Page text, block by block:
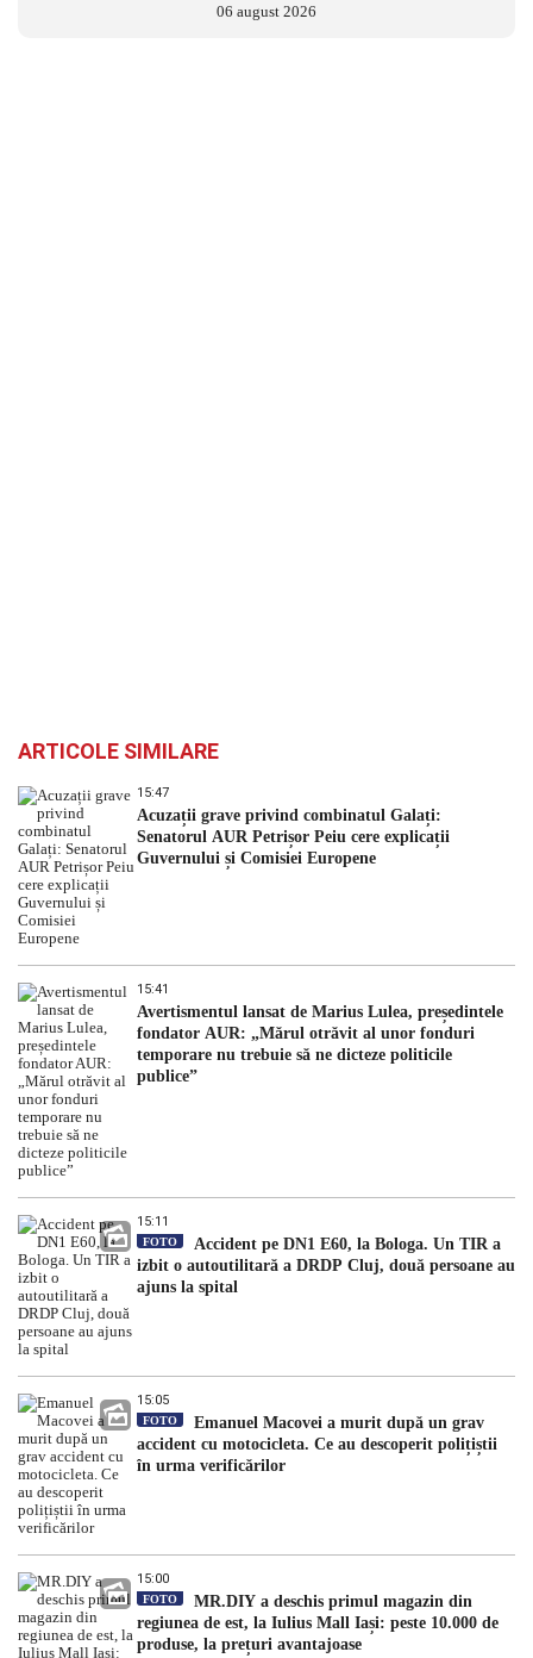
06 august 2026
ARTICOLE SIMILARE
15:47
Acuzații grave privind combinatul Galați:
Senatorul AUR Petrișor Peiu cere explicații
Guvernului și Comisiei Europene
15:41
Avertismentul lansat de Marius Lulea, președintele
fondator AUR: „Mărul otrăvit al unor fonduri
temporare nu trebuie să ne dicteze politicile
publice”
15:11
FOTO
Accident pe DN1 E60, la Bologa. Un TIR a
izbit o autoutilitară a DRDP Cluj, două persoane au
ajuns la spital
15:05
FOTO
Emanuel Macovei a murit după un grav
accident cu motocicleta. Ce au descoperit polițiștii
în urma verificărilor
15:00
FOTO
MR.DIY a deschis primul magazin din
regiunea de est, la Iulius Mall Iași: peste 10.000 de
produse, la prețuri avantajoase